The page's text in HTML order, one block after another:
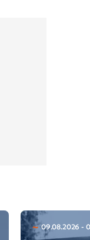
09.08.2026 -